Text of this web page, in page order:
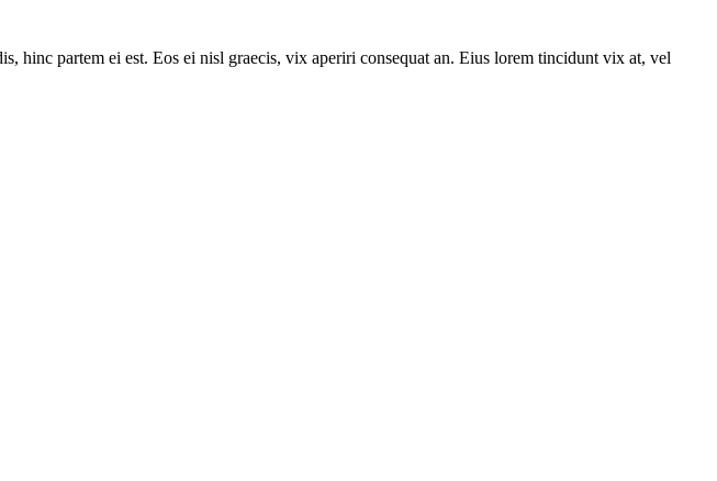
hinc partem ei est. Eos ei nisl graecis, vix aperiri consequat an. Eius lorem tincidunt vix at, vel